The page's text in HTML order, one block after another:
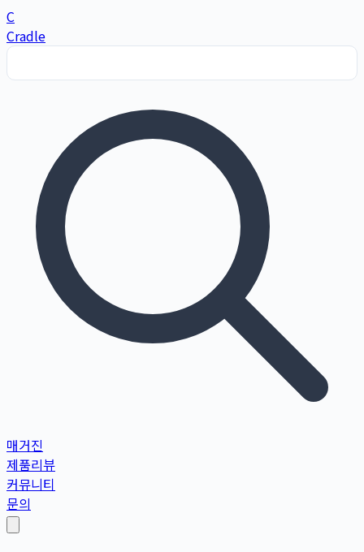
C
Cradle
매거진
제품리뷰
커뮤니티
문의